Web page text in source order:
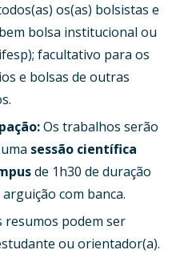
os(as) bolsistas e
bolsa institucional ou
facultativo para os
e bolsas de outras
Os trabalhos serão
sessão científica
de 1h30 de duração
com banca.
resumos podem ser
ou orientador(a).